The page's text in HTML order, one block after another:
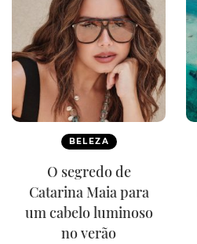
BELEZA
O segredo de
Catarina Maia para
um cabelo luminoso
no verão